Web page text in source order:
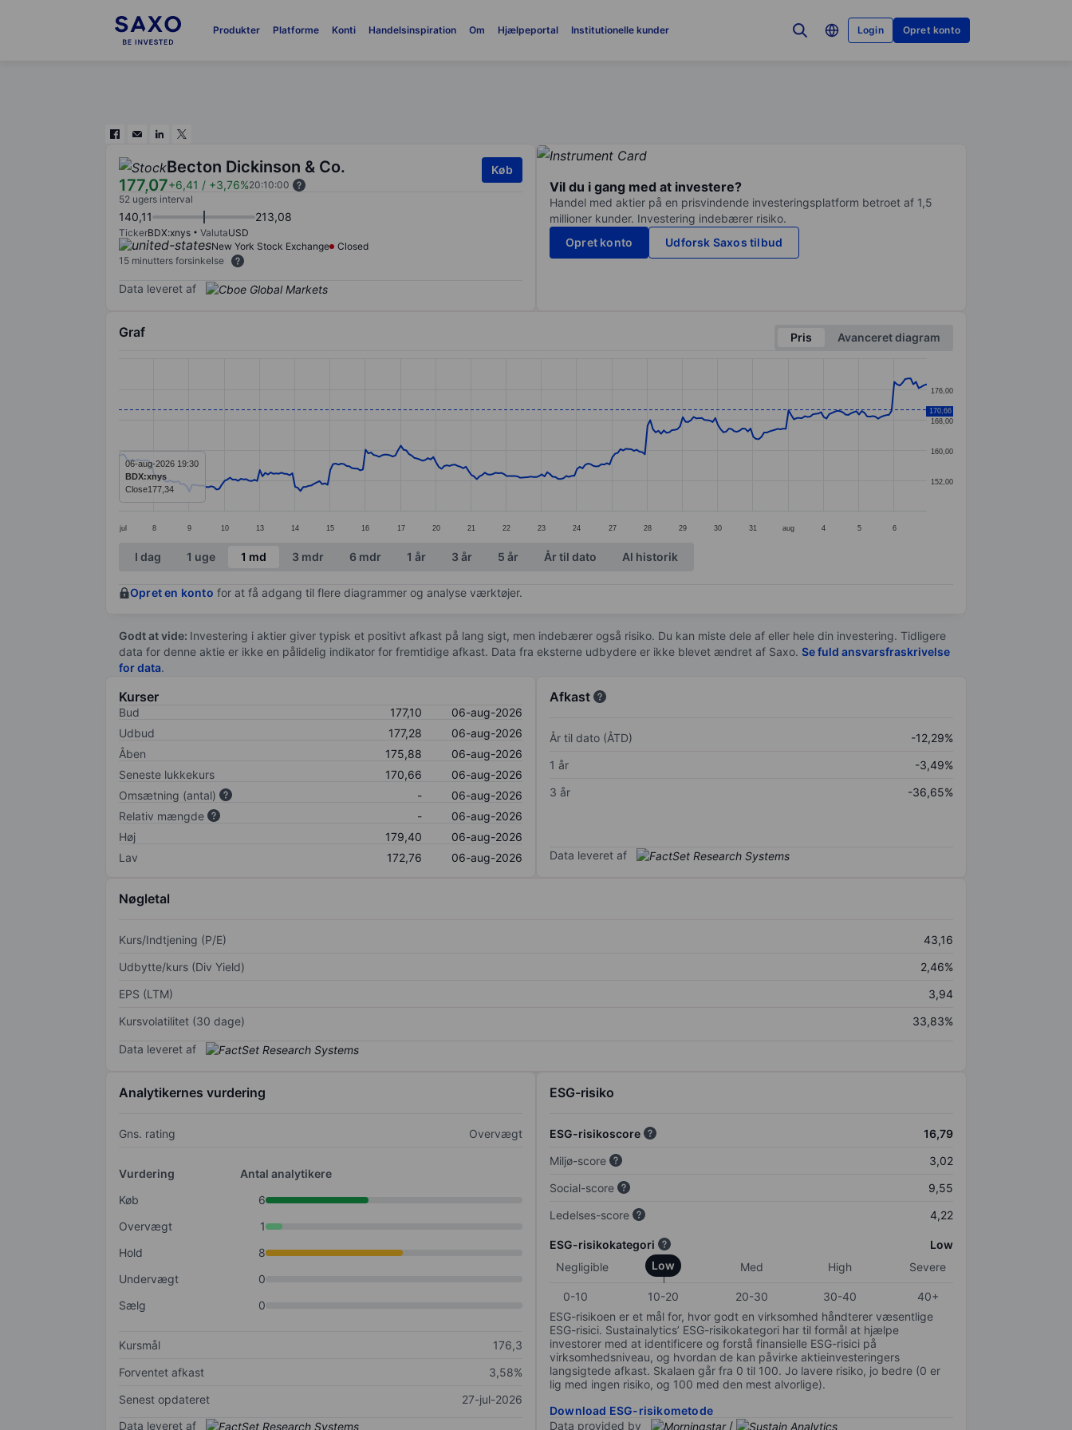
Produkter Platforme Konti Handelsinspiration Om Hjælpeportal Institutionelle kunder Login Opret konto
Becton Dickinson & Co.
177,07+6,41 / +3,76%20:10:00
Køb
52 ugers interval
140,11 213,08
TickerBDX:xnys ValutaUSD
New York Stock Exchange
Closed
15 minutters forsinkelse
Data leveret af
Vil du i gang med at investere?
Handel med aktier på en prisvindende investeringsplatform betroet af 1,5
millioner kunder. Investering indebærer risiko.
Opret konto
Udforsk Saxos tilbud
Graf Pris
Avanceret diagram
The chart has 1 Y axis displaying values. Data ranges from 149.05 to 178.92.
jul 8 9 10 13 14 15 16 17 20 21 22 23 24 27 28 29 30 31 aug 4 5 6
152,00
160,00
168,00
176,00
170,66
06-aug-2026 19:30
BDX:xnys
Close177,34
End of interactive chart.
I dag 1 uge 1 md 3 mdr 6 mdr 1 år 3 år 5 år År til dato Al historik
Opret en konto for at få adgang til flere diagrammer og analyse værktøjer.
Godt at vide: Investering i aktier giver typisk et positivt afkast på lang sigt, men indebærer også risiko. Du kan miste dele af eller hele din investering. Tidligere
data for denne aktie er ikke en pålidelig indikator for fremtidige afkast. Data fra eksterne udbydere er ikke blevet ændret af Saxo. Se fuld ansvarsfraskrivelse
for data.
Kurser
Bud 177,10
06-aug-2026
Udbud
177,28
06-aug-2026
Åben
175,88
06-aug-2026
Seneste lukkekurs
170,66
06-aug-2026
Omsætning (antal)
-
06-aug-2026
Relativ mængde
-
06-aug-2026
Høj
179,40
06-aug-2026
Lav
172,76 06-aug-2026
Afkast
År til dato (ÅTD)
-12,29%
1 år
-3,49%
3 år
-36,65%
Data leveret af
Nøgletal
Kurs/Indtjening (P/E)
43,16
Udbytte/kurs (Div Yield)
2,46%
EPS (LTM)
3,94
Kursvolatilitet (30 dage)
33,83%
Data leveret af
Analytikernes vurdering
Gns. rating Overvægt
Vurdering
Antal analytikere
Køb
6
Overvægt
1
Hold
8
Undervægt
0
Sælg
0
Kursmål
176,3
Forventet afkast
3,58%
Senest opdateret
27-jul-2026
Data leveret af
ESG-risiko
ESG-risikoscore
16,79
Miljø-score
3,02
Social-score
9,55
Ledelses-score
4,22
ESG-risikokategori
Low
Negligible
Low Med High Severe
0-10 10-20 20-30 30-40
40+
ESG-risikoen er et mål for, hvor godt en virksomhed håndterer væsentlige
ESG-risici. Sustainalytics’ ESG-risikokategori har til formål at hjælpe
investorer med at identificere og forstå finansielle ESG-risici på
virksomhedsniveau, og hvordan de kan påvirke aktieinvesteringers
langsigtede afkast. Skalaen går fra 0 til 100. Jo lavere risiko, jo bedre (0 er
lig med ingen risiko, og 100 med den mest alvorlige).
Download ESG-risikometode
Data provided by
/